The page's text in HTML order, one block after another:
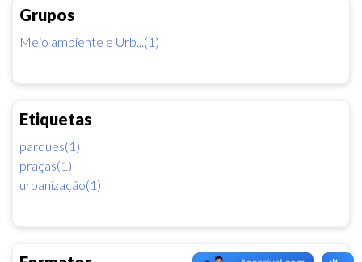
Grupos
Meio ambiente e Urb...(1)
Etiquetas
parques(1)
praças(1)
urbanização(1)